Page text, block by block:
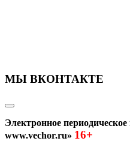
МЫ ВКОНТАКТЕ
Электронное
www.vechor.ru» 16+